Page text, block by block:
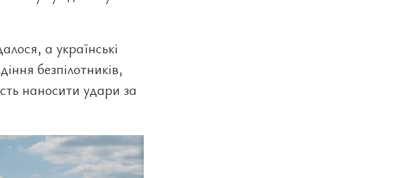
а українські
безпілотників,
наносити удари за